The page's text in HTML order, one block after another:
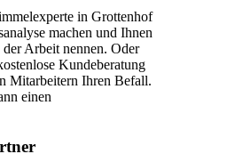
in Grottenhof
machen und Ihnen
Arbeit nennen. Oder
Kundeberatung
Mitarbeitern Ihren Befall.
einen